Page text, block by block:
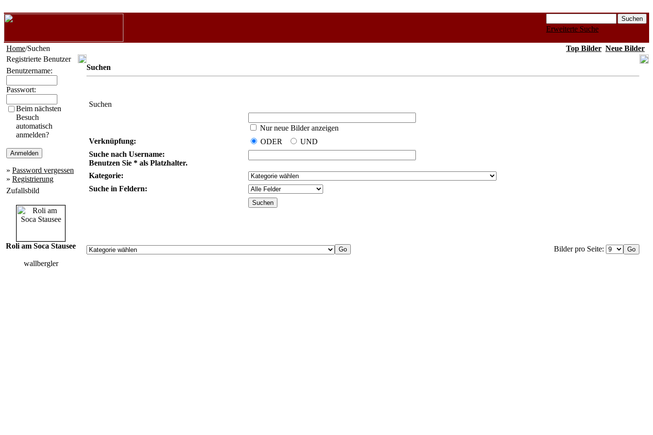
Erweiterte Suche
Home/Suchen Top Bilder Neue Bilder
Registrierte Benutzer
Benutzername:
Passwort:
Beim nächsten
Besuch
automatisch
anmelden?
» Password vergessen
» Registrierung
Zufallsbild
Roli am Soca Stausee
wallbergler
Suchen
Suchen
Nur neue Bilder anzeigen
Verknüpfung:
ODER
UND
Suche nach Username:
Benutzen Sie * als Platzhalter.
Kategorie:
Suche in Feldern:
Bilder pro Seite: